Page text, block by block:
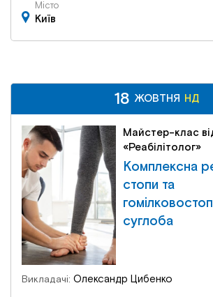
Місто
Київ
Майстер-клас
«Реабілітолог»
Комплексна
стопи та
суглоба
Викладачі: Олександр Цибенко
НД 18 ЖОВТНЯ
18 ЖОВТНЯ НД